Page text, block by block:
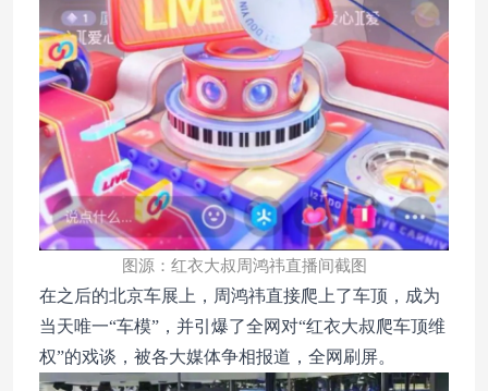
图源：红衣大叔周鸿祎直播间截图
在之后的北京车展上，周鸿祎直接爬上了车顶，成为
当天唯一“车模”，并引爆了全网对“红衣大叔爬车顶维
权”的戏谈，被各大媒体争相报道，全网刷屏。